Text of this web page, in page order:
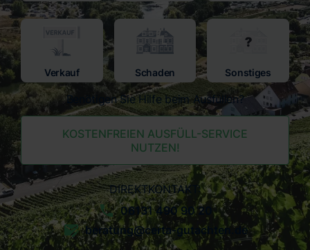
Verkauf Schaden Sonstiges
Benötigen Sie Hilfe beim Ausfüllen?
KOSTENFREIEN AUSFÜLL-SERVICE
NUTZEN!
DIREKTKONTAKT:
06131 490 90 20
beratung@certa-gutachten.de